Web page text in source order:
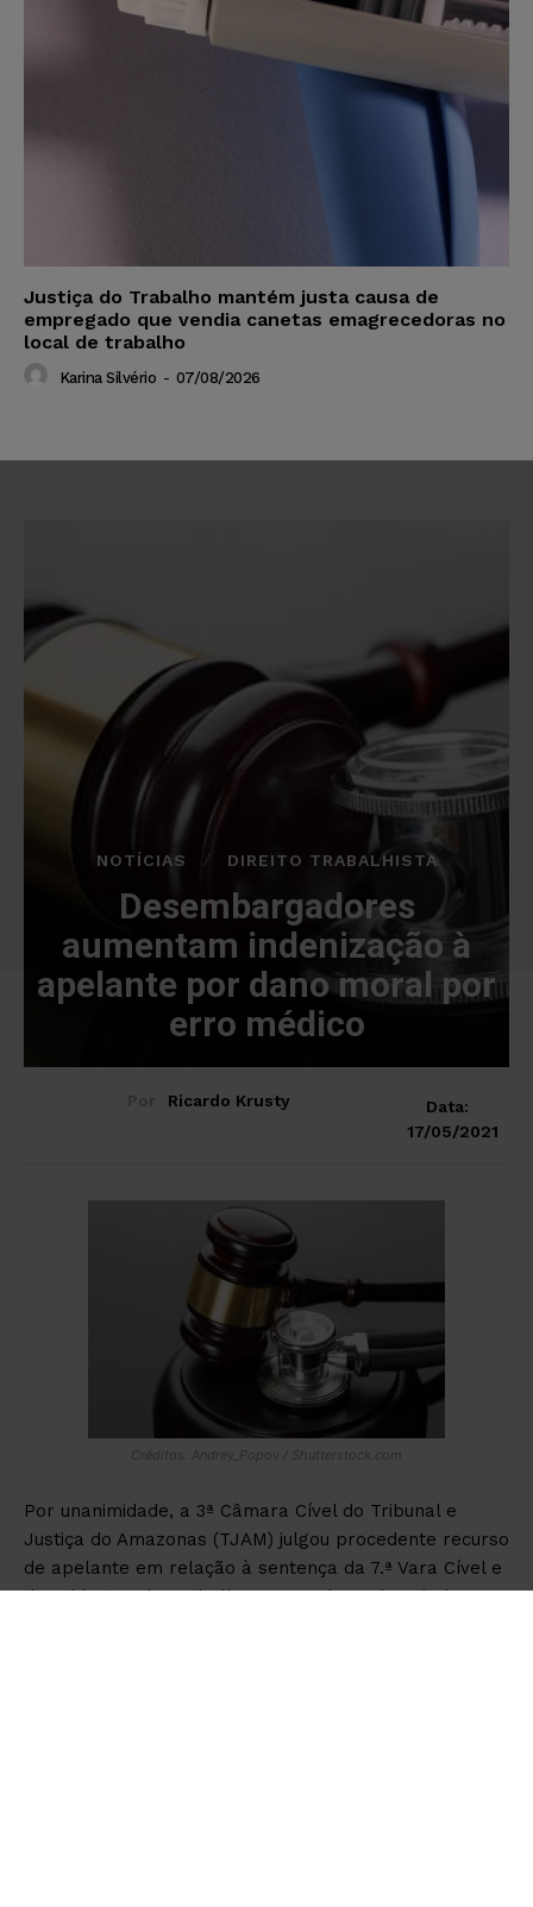
Justiça do Trabalho mantém justa causa de
empregado que vendia canetas emagrecedoras no
local de trabalho
Karina Silvério - 07/08/2026